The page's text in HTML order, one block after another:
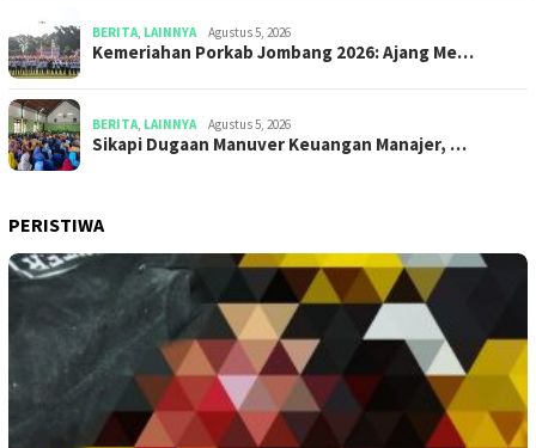
BERITA, LAINNYA Agustus 5, 2026
Kemeriahan Porkab Jombang 2026: Ajang Me…
BERITA, LAINNYA Agustus 5, 2026
Sikapi Dugaan Manuver Keuangan Manajer, …
PERISTIWA